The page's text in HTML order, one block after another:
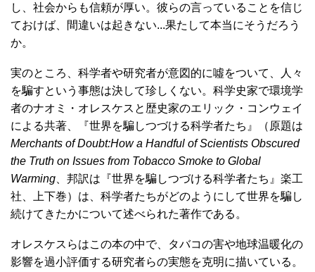
し、社会からも信頼が厚い。彼らの言っていることを信じ
ておけば、間違いは起きない...果たして本当にそうだろう
か。
実のところ、科学者や研究者が意図的に噓をついて、人々
を騙すという事態は決して珍しくない。科学史家で環境学
者のナオミ・オレスケスと歴史家のエリック・コンウェイ
による共著、『世界を騙しつづける科学者たち』（原題は
Merchants of Doubt:How a Handful of Scientists Obscured
the Truth on Issues from Tobacco Smoke to Global
Warming 、邦訳は『世界を騙しつづける科学者たち』楽工
社、上下巻）は、科学者たちがどのようにして世界を騙し
続けてきたかについて述べられた著作である。
オレスケスらはこの本の中で、タバコの害や地球温暖化の
影響を過小評価する研究者らの実態を克明に描いている。